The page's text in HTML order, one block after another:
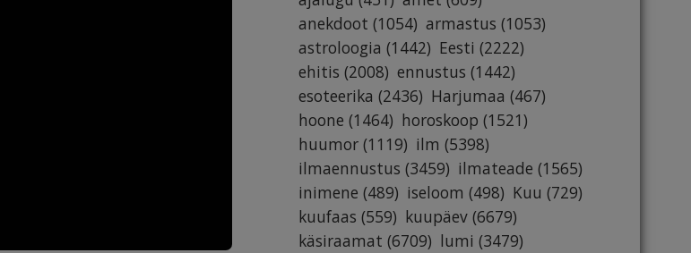
anekdoot (1054) armastus (1053)
astroloogia (1442) Eesti (2222)
ehitis (2008) ennustus (1442)
esoteerika (2436) Harjumaa (467)
hoone (1464) horoskoop (1521)
huumor (1119) ilm (5398)
ilmaennustus (3459) ilmateade (1565)
inimene (489) iseloom (498) Kuu (729)
kuufaas (559) kuupäev (6679)
käsiraamat (6709) lumi (3479)